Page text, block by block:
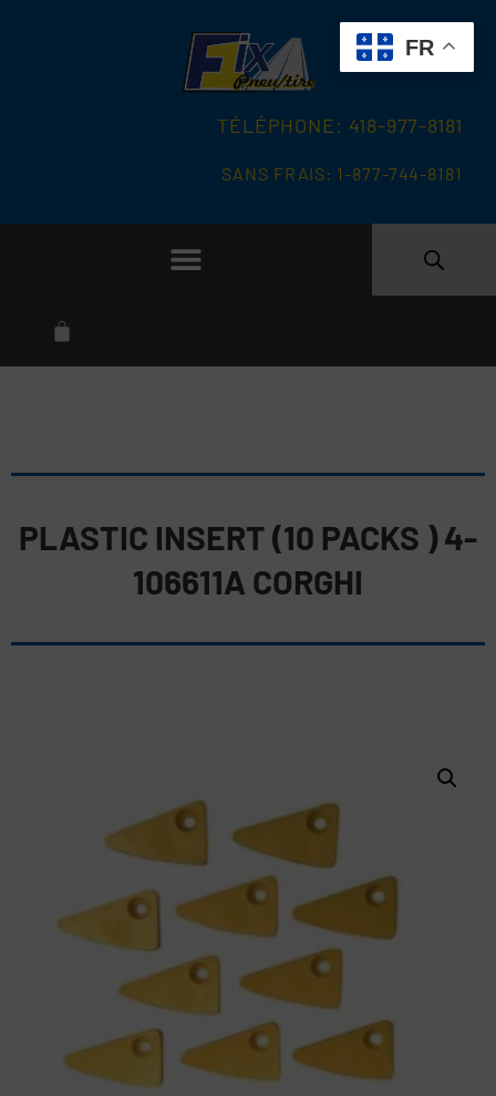
TÉLÉPHONE: 418-977-8181
SANS FRAIS: 1-877-744-8181
PLASTIC INSERT (10 PACKS ) 4-
106611A CORGHI
FR